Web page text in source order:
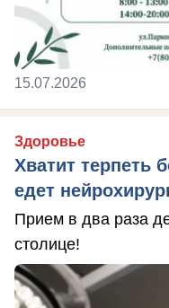
15.07.2026
Здоровье
Хватит терпеть
едет
Прием в два раза
столице!